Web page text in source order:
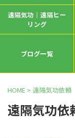
遠隔気功｜遠隔ヒー
リング
ブログ一覧
HOME > 遠隔気功依頼
遠隔気功依